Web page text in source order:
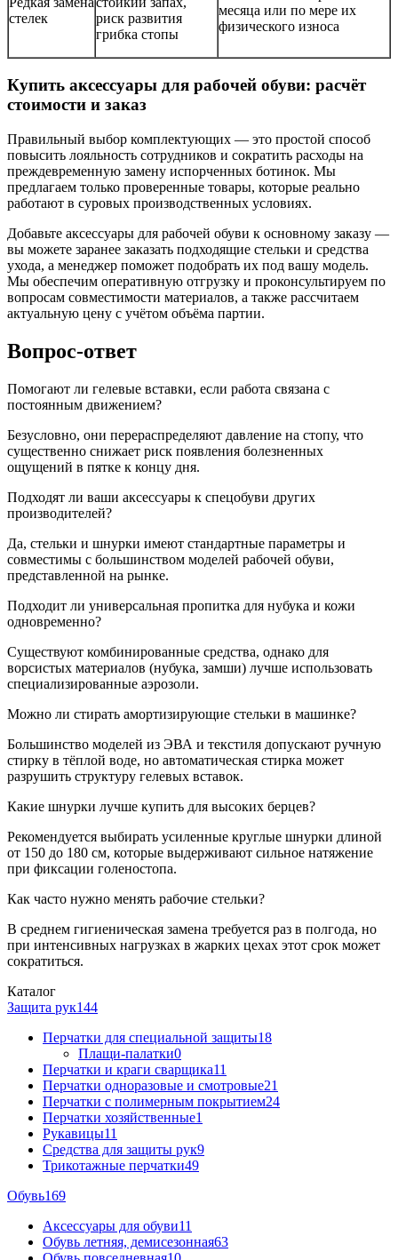
стелек
риск развития
грибка стопы
месяца или по мере их
физического износа
Купить аксессуары для рабочей обуви: расчёт
стоимости и заказ
Правильный выбор комплектующих — это простой способ
повысить лояльность сотрудников и сократить расходы на
преждевременную замену испорченных ботинок. Мы
предлагаем только проверенные товары, которые реально
работают в суровых производственных условиях.
Добавьте аксессуары для рабочей обуви к основному заказу —
вы можете заранее заказать подходящие стельки и средства
ухода, а менеджер поможет подобрать их под вашу модель.
Мы обеспечим оперативную отгрузку и проконсультируем по
вопросам совместимости материалов, а также рассчитаем
актуальную цену с учётом объёма партии.
Вопрос-ответ
Помогают ли гелевые вставки, если работа связана с
постоянным движением?
Безусловно, они перераспределяют давление на стопу, что
существенно снижает риск появления болезненных
ощущений в пятке к концу дня.
Подходят ли ваши аксессуары к спецобуви других
производителей?
Да, стельки и шнурки имеют стандартные параметры и
совместимы с большинством моделей рабочей обуви,
представленной на рынке.
Подходит ли универсальная пропитка для нубука и кожи
одновременно?
Существуют комбинированные средства, однако для
ворсистых материалов (нубука, замши) лучше использовать
специализированные аэрозоли.
Можно ли стирать амортизирующие стельки в машинке?
Большинство моделей из ЭВА и текстиля допускают ручную
стирку в тёплой воде, но автоматическая стирка может
разрушить структуру гелевых вставок.
Какие шнурки лучше купить для высоких берцев?
Рекомендуется выбирать усиленные круглые шнурки длиной
от 150 до 180 см, которые выдерживают сильное натяжение
при фиксации голеностопа.
Как часто нужно менять рабочие стельки?
В среднем гигиеническая замена требуется раз в полгода, но
при интенсивных нагрузках в жарких цехах этот срок может
сократиться.
Каталог
Защита рук144
Перчатки для специальной защиты18
Плащи-палатки0
Перчатки и краги сварщика11
Перчатки одноразовые и смотровые21
Перчатки с полимерным покрытием24
Перчатки хозяйственные1
Рукавицы11
Средства для защиты рук9
Трикотажные перчатки49
Обувь169
Аксессуары для обуви11
Обувь летняя, демисезонная63